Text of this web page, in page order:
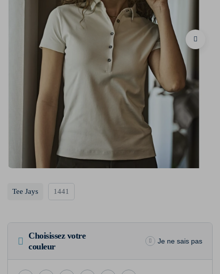
Tee Jays 1441
Choisissez votre
couleur
Je ne sais pas